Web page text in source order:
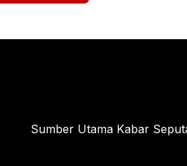
Sumber Utama Kabar